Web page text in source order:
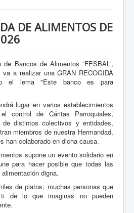
DE ALIMENTOS DE
de Bancos de Alimentos “FESBAL”,
a realizar una GRAN RECOGIDA
el lema "Este banco es para
lugar en varios establecimientos
control de Cáritas Parroquiales,
de distintos colectivos y entidades,
miembros de nuestra Hermandad,
han colaborado en dicha causa.
supone un evento solidario en
para hacer posible que todas las
digna.
de platos; muchas personas que
de lo que imaginas no pueden